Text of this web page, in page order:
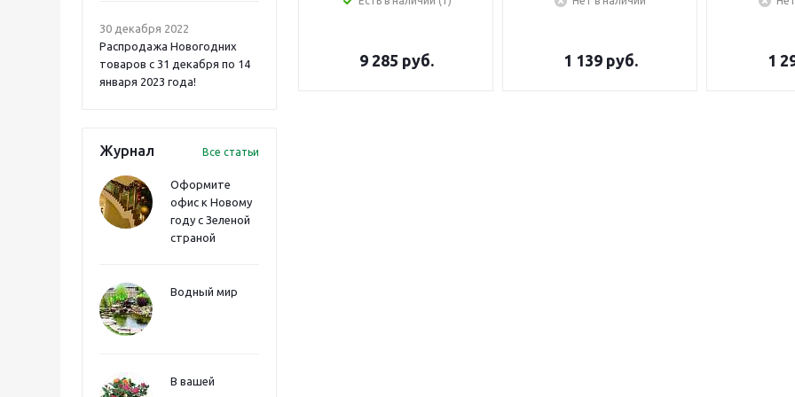
30 декабря 2022
Распродажа Новогодних
товаров с 31 декабря по 14
января 2023 года!
Журнал Все статьи
Оформите
офис к Новому
году с Зеленой
страной
Водный мир
В вашей
9 285 руб. 1 139руб. 1